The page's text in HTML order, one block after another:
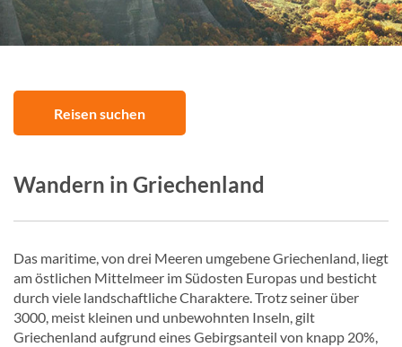
Wandern in Griechenland
Reisen suchen
Das maritime, von drei Meeren umgebene Griechenland, liegt
am östlichen Mittelmeer im Südosten Europas und besticht
durch viele landschaftliche Charaktere. Trotz seiner über
3000, meist kleinen und unbewohnten Inseln, gilt
Griechenland aufgrund eines Gebirgsanteil von knapp 20%,